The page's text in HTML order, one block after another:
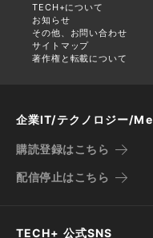
TECH+について
お知らせ
その他、お問い合わせ
サイトマップ
著作権と転載について
企業IT/テクノロジー/
購読登録はこちら
配信停止はこちら
TECH+ 公式SNS